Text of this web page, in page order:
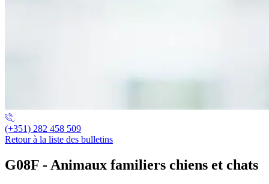
(+351) 282 458 509
Retour à la liste des bulletins
G08F - Animaux familiers chiens et chats